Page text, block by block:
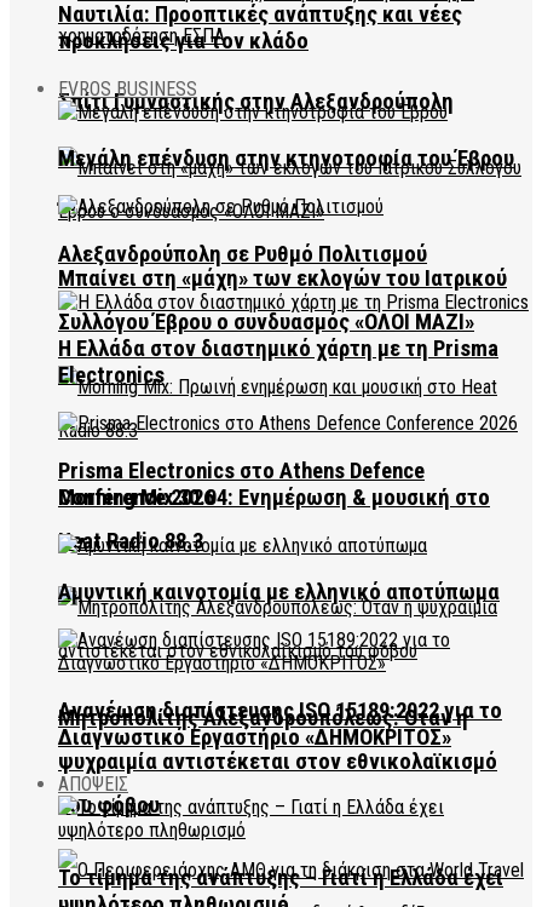
Σπίτι Γυμναστικής στην Αλεξανδρούπολη
Μπαίνει στη «μάχη» των εκλογών του Ιατρικού
Συλλόγου Έβρου ο συνδυασμός «ΟΛΟΙ ΜΑΖΙ»
Morning Mix 30.04: Ενημέρωση & μουσική στο
Heat Radio 88.3
Μητροπολίτης Αλεξανδρουπόλεως: Όταν η
ψυχραιμία αντιστέκεται στον εθνικολαϊκισμό
του φόβου
Ναυτιλία: Προοπτικές ανάπτυξης και νέες
προκλήσεις για τον κλάδο
EVROS BUSINESS
Μεγάλη επένδυση στην κτηνοτροφία του Έβρου
Αλεξανδρούπολη σε Ρυθμό Πολιτισμού
Η Ελλάδα στον διαστημικό χάρτη με τη Prisma
Electronics
Prisma Electronics στο Athens Defence
Conference 2026
Αμυντική καινοτομία με ελληνικό αποτύπωμα
Ανανέωση διαπίστευσης ISO 15189:2022 για το
Διαγνωστικό Εργαστήριο «ΔΗΜΟΚΡΙΤΟΣ»
ΑΠΟΨΕΙΣ
Το τίμημα της ανάπτυξης – Γιατί η Ελλάδα έχει